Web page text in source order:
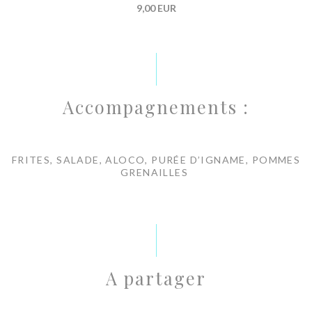
9,00 EUR
Accompagnements :
FRITES, SALADE, ALOCO, PURÉE D’IGNAME, POMMES
GRENAILLES
A partager